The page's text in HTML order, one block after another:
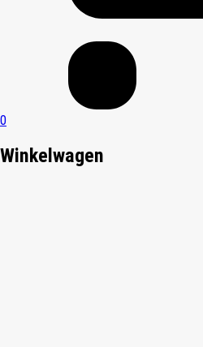
0
Winkelwagen